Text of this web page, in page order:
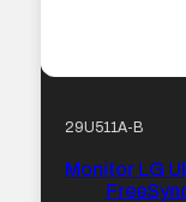
29U511A-B
Monitor LG